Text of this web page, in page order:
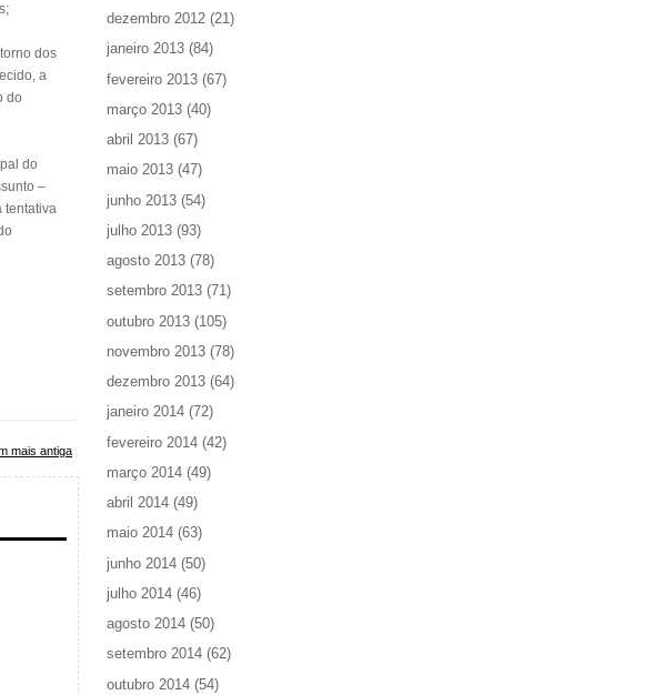
dos
a
do
do
–
tentativa
mais antiga
dezembro 2012 (21)
janeiro 2013 (84)
fevereiro 2013 (67)
março 2013 (40)
abril 2013 (67)
maio 2013 (47)
junho 2013 (54)
julho 2013 (93)
agosto 2013 (78)
setembro 2013 (71)
outubro 2013 (105)
novembro 2013 (78)
dezembro 2013 (64)
janeiro 2014 (72)
fevereiro 2014 (42)
março 2014 (49)
abril 2014 (49)
maio 2014 (63)
junho 2014 (50)
julho 2014 (46)
agosto 2014 (50)
setembro 2014 (62)
outubro 2014 (54)